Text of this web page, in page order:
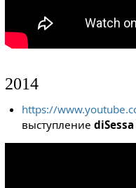
2014
https://
выступлениеdiSessa